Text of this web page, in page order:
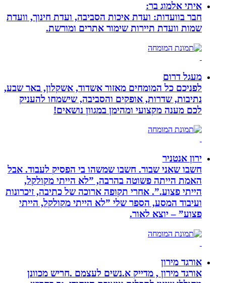
איתי אלמוג בר:
חבר בוועדות: ועדת איכות הסביבה, ועדת חינוך, וועדת
שמות וועדת תיירות שימור אתרים ומורשת.
מעגל דרום
לפניכם כל המומחים מאזור אשדוד, אשקלון, באר שבע,
נתיבות, שדרות, אופקים והסביבה, שישמחו להעניק
לכם מענה מקצועי ומהימן במגוון נושאים!
ירון אנטניר
חשבו שאני שבור. חשבו שמשהו בי הפסיק לעבוד. אבל
האמת הייתה פשוטה בהרבה, ”לא הייתי מקולקל,
הייתי פצוע.”. אחרי תקופה ארוכה של כתיבה, זיכרונות
ועיבוד המסע, הספר שלי ”לא הייתי מקולקל, הייתי
פצוע” – יוצא לאור.
אורגד מירון
אורגד מירון , מדייק א.נשים לעצמם .חריש מכוונן